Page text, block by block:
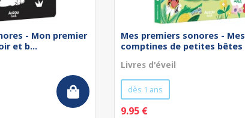
- Mon premier
et b...
Mes premiers sonores - Mes
comptines de petites bêtes
Livres d'éveil
dès 1 ans
9.95 €